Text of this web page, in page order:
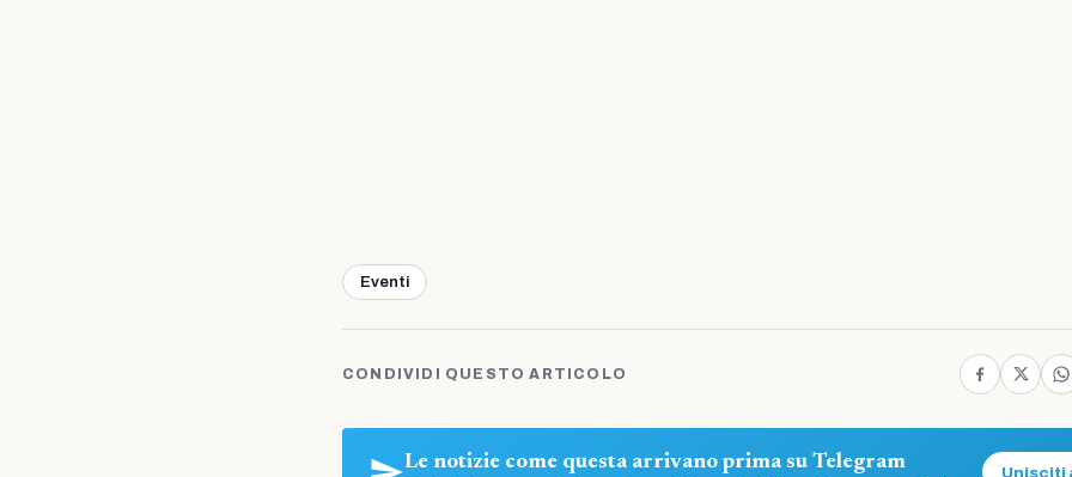
Eventi
CONDIVIDI QUESTO ARTICOLO
Le notizie come questa arrivano prima su Telegram